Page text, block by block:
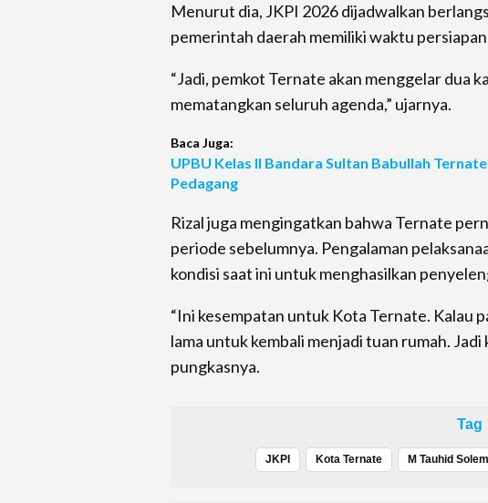
Menurut dia, JKPI 2026 dijadwalkan
pemerintah daerah memiliki waktu
“Jadi, pemkot Ternate akan menggelar dua
mematangkan seluruh agenda,” ujarnya.
Baca Juga:
UPBU Kelas II Bandara Sultan Babullah
Pedagang
Rizal juga mengingatkan bahwa Ternate
periode sebelumnya. Pengalaman
kondisi saat ini untuk menghasilkan
“Ini kesempatan untuk Kota Ternate. Kalau
lama untuk kembali menjadi tuan rumah.
pungkasnya.
Tag
JKPI Kota Ternate M Tauhid